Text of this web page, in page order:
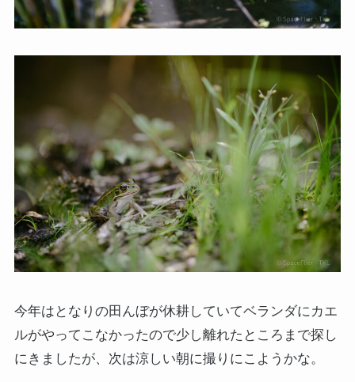
今年はとなりの田んぼが休耕していてベランダにカエ
ルがやってこなかったので少し離れたところまで探し
にきましたが、次は涼しい朝に撮りにこようかな。